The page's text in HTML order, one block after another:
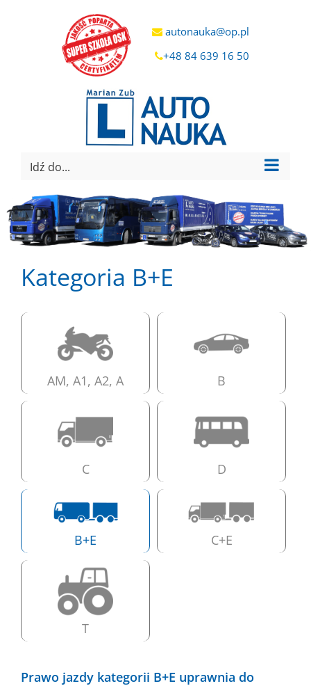
autonauka@op.pl
+48 84 639 16 50
Idź do...
Kategoria B+E
AM, A1, A2, A B
C D
B+E C+E
T
Prawo jazdy kategorii B+E uprawnia do